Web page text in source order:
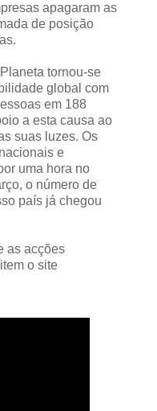
apagaram as
de posição
tornou-se
global com
em 188
a esta causa ao
suas luzes. Os
e
uma hora no
o número de
país já chegou
as acções
o site